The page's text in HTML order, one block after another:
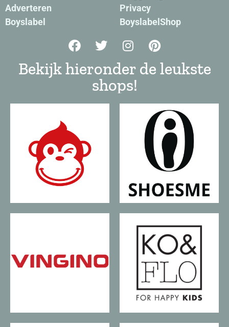
Adverteren
Boyslabel
Privacy
BoyslabelShop
Bekijk hieronder de leukste
shops!